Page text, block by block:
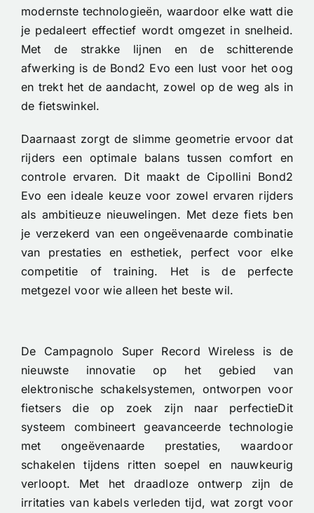
modernste technologieën, waardoor elke watt die
je pedaleert effectief wordt omgezet in snelheid.
Met de strakke lijnen en de schitterende
afwerking is de Bond2 Evo een lust voor het oog
en trekt het de aandacht, zowel op de weg als in
de fietswinkel.
Daarnaast zorgt de slimme geometrie ervoor dat
rijders een optimale balans tussen comfort en
controle ervaren. Dit maakt de Cipollini Bond2
Evo een ideale keuze voor zowel ervaren rijders
als ambitieuze nieuwelingen. Met deze fiets ben
je verzekerd van een ongeëvenaarde combinatie
van prestaties en esthetiek, perfect voor elke
competitie of training. Het is de perfecte
metgezel voor wie alleen het beste wil.
De Campagnolo Super Record Wireless is de
nieuwste innovatie op het gebied van
elektronische schakelsystemen, ontworpen voor
fietsers die op zoek zijn naar perfectieDit
systeem combineert geavanceerde technologie
met ongeëvenaarde prestaties, waardoor
schakelen tijdens ritten soepel en nauwkeurig
verloopt. Met het draadloze ontwerp zijn de
irritaties van kabels verleden tijd, wat zorgt voor